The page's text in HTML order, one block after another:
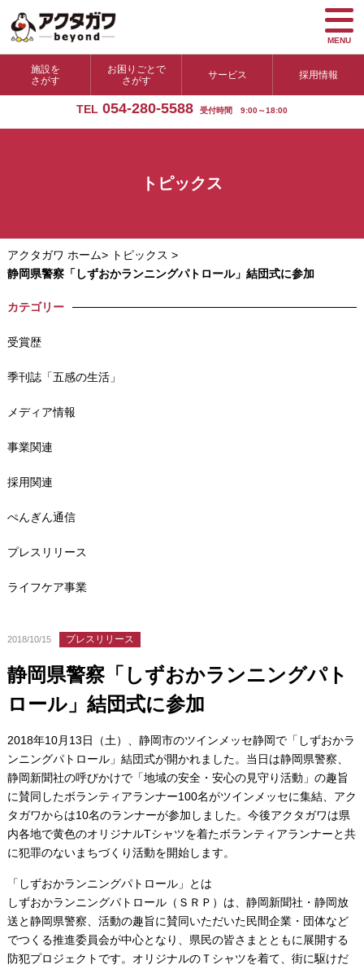
施設を
さがす
お困りごとで
さがす
サービス 採用情報
TEL 054-280-5588 受付時間 9:00～18:00
MENU
トピックス
アクタガワ ホーム> トピックス >
静岡県警察「しずおかランニングパトロール」結団式に参加
カテゴリー
受賞歴
季刊誌「五感の生活」
メディア情報
事業関連
採用関連
ぺんぎん通信
プレスリリース
ライフケア事業
2018/10/15 プレスリリース
静岡県警察「しずおかランニングパト
ロール」結団式に参加
2018年10月13日（土）、静岡市のツインメッセ静岡で「しずおかラ
ンニングパトロール」結団式が開かれました。当日は静岡県警察、
静岡新聞社の呼びかけで「地域の安全・安心の見守り活動」の趣旨
に賛同したボランティアランナー100名がツインメッセに集結、アク
タガワからは10名のランナーが参加しました。今後アクタガワは県
内各地で黄色のオリジナルTシャツを着たボランティアランナーと共
に犯罪のないまちづくり活動を開始します。
「しずおかランニングパトロール」とは
しずおかランニングパトロール（ＳＲＰ）は、静岡新聞社・静岡放
送と静岡県警察、活動の趣旨に賛同いただいた民間企業・団体など
でつくる推進委員会が中心となり、県民の皆さまとともに展開する
防犯プロジェクトです。オリジナルのＴシャツを着て、街に駆けだ